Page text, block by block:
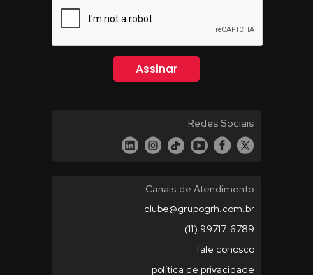
Redes Sociais
Canais de Atendimento
clube@grupogrh.com.br
(11) 99717-6789
fale conosco
política de privacidade